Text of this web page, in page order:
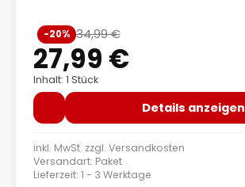
Verkaufspreis:
27,99 €
Regulärer Preis:
34,99 €
-20%
Inhalt: 1 Stück
Details anzeigen
inkl. MwSt. zzgl. Versandkosten
Versandart: Paket
Lieferzeit: 1 - 3 Werktage